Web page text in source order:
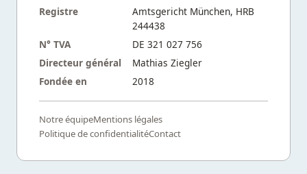
Registre
Amtsgericht München, HRB
244438
N° TVA
DE 321 027 756
Directeur général
Mathias Ziegler
Fondée en
2018
Notre équipeMentions légales
Politique de confidentialitéContact